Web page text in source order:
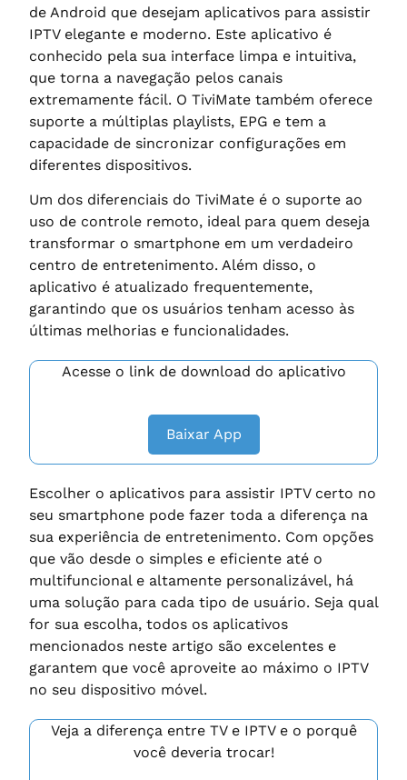
de Android que desejam aplicativos para assistir
IPTV elegante e moderno. Este aplicativo é
conhecido pela sua interface limpa e intuitiva,
que torna a navegação pelos canais
extremamente fácil. O TiviMate também oferece
suporte a múltiplas playlists, EPG e tem a
capacidade de sincronizar configurações em
diferentes dispositivos.
Um dos diferenciais do TiviMate é o suporte ao
uso de controle remoto, ideal para quem deseja
transformar o smartphone em um verdadeiro
centro de entretenimento. Além disso, o
aplicativo é atualizado frequentemente,
garantindo que os usuários tenham acesso às
últimas melhorias e funcionalidades.
Acesse o link de download do aplicativo
Baixar App
Escolher o aplicativos para assistir IPTV certo no
seu smartphone pode fazer toda a diferença na
sua experiência de entretenimento. Com opções
que vão desde o simples e eficiente até o
multifuncional e altamente personalizável, há
uma solução para cada tipo de usuário. Seja qual
for sua escolha, todos os aplicativos
mencionados neste artigo são excelentes e
garantem que você aproveite ao máximo o IPTV
no seu dispositivo móvel.
Veja a diferença entre TV e IPTV e o porquê
você deveria trocar!